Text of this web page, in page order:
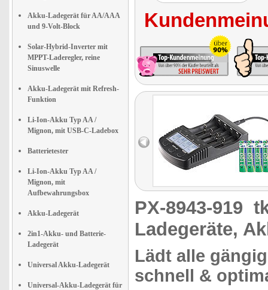
Akku-Ladegerät für AA/AAA
und 9-Volt-Block
Solar-Hybrid-Inverter mit
MPPT-Laderegler, reine
Sinuswelle
Akku-Ladegerät mit Refresh-
Funktion
Li-Ion-Akku Typ AA /
Mignon, mit USB-C-Ladebox
Batterietester
Li-Ion-Akku Typ AA /
Mignon, mit
Aufbewahrungsbox
Akku-Ladegerät
2in1-Akku- und Batterie-
Ladegerät
Universal Akku-Ladegerät
Universal-Akku-Ladegerät für
Getestet wurde PX-8933
PX-8943-919
Ladegeräte,
Lädt alle
schnell &